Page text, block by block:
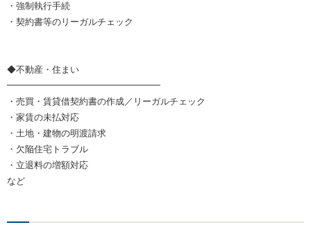
・強制執行手続
・契約書等のリーガルチェック
◆不動産・住まい
━━━━━━━━━━━━━━━━━
・売買・賃貸借契約書の作成／リーガルチェック
・家賃の未払対応
・土地・建物の明渡請求
・欠陥住宅トラブル
・立退料の増額対応
など